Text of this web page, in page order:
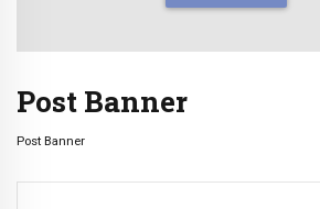
Post Banner
Post Banner